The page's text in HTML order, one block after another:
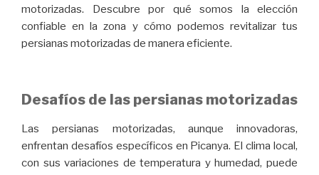
motorizadas. Descubre por qué somos la elección
confiable en la zona y cómo podemos revitalizar tus
persianas motorizadas de manera eficiente.
Desafíos de las persianas motorizadas
Las persianas motorizadas, aunque innovadoras,
enfrentan desafíos específicos en Picanya. El clima local,
con sus variaciones de temperatura y humedad, puede